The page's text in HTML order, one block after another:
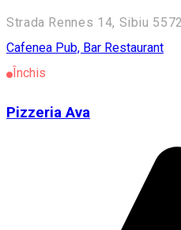
Strada Rennes 14, Sibiu
Cafenea Pub, Bar Restaurant
Închis
Pizzeria Ava